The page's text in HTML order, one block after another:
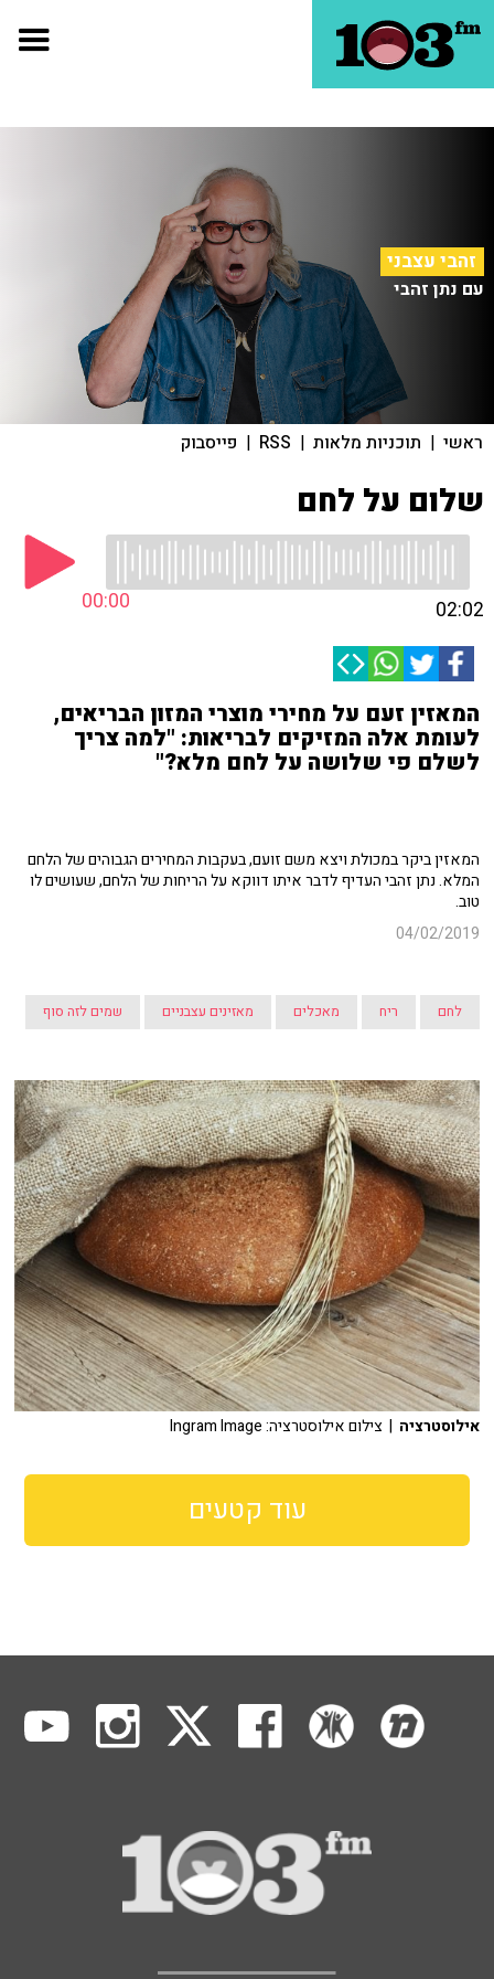
זהבי עצבני
עם נתן זהבי
ראשי | תוכניות מלאות |
RSS
| פייסבוק
שלום על לחם
00:00 02:02
המאזין זעם על מחירי מוצרי המזון הבריאים,
לעומת אלה המזיקים לבריאות: "למה צריך
לשלם פי שלושה על לחם מלא?"
המאזין ביקר במכולת ויצא משם זועם, בעקבות המחירים הגבוהים של הלחם
המלא. נתן זהבי העדיף לדבר איתו דווקא על הריחות של הלחם, שעושים לו
טוב.
04/02/2019
לחם ריח מאכלים מאזינים עצבניים שמים לזה סוף
אילוסטרציה | צילום אילוסטרציה: Ingram Image
עוד קטעים